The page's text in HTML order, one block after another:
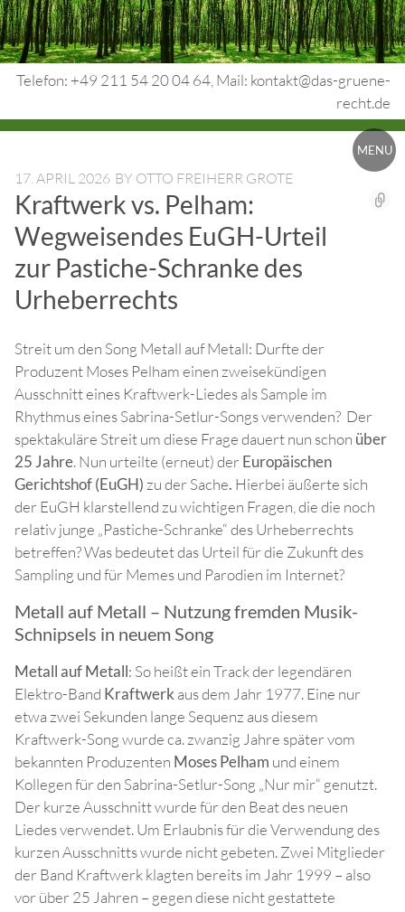
Skip
to
content
Telefon: +49 211 54 20 04 64, Mail: kontakt@das-gruene-
recht.de
Medienrecht.
gewerbl.
Rechtsschutz.
MENU
17. APRIL 2026 BY OTTO FREIHERR GROTE
Kraftwerk vs. Pelham:
Wegweisendes EuGH-Urteil
zur Pastiche-Schranke des
Urheberrechts
Streit um den Song Metall auf Metall: Durfte der
Produzent Moses Pelham einen zweisekündigen
Ausschnitt eines Kraftwerk-Liedes als Sample im
Rhythmus eines Sabrina-Setlur-Songs verwenden? Der
spektakuläre Streit um diese Frage dauert nun schon über
25 Jahre. Nun urteilte (erneut) der Europäischen
Gerichtshof (EuGH) zu der Sache. Hierbei äußerte sich
der EuGH klarstellend zu wichtigen Fragen, die die noch
relativ junge „Pastiche-Schranke“ des Urheberrechts
betreffen? Was bedeutet das Urteil für die Zukunft des
Sampling und für Memes und Parodien im Internet?
Metall auf Metall – Nutzung fremden Musik-
Schnipsels in neuem Song
Metall auf Metall: So heißt ein Track der legendären
Elektro-Band Kraftwerk aus dem Jahr 1977. Eine nur
etwa zwei Sekunden lange Sequenz aus diesem
Kraftwerk-Song wurde ca. zwanzig Jahre später vom
bekannten Produzenten Moses Pelham und einem
Kollegen für den Sabrina-Setlur-Song „Nur mir“ genutzt.
Der kurze Ausschnitt wurde für den Beat des neuen
Liedes verwendet. Um Erlaubnis für die Verwendung des
kurzen Ausschnitts wurde nicht gebeten. Zwei Mitglieder
der Band Kraftwerk klagten bereits im Jahr 1999 – also
vor über 25 Jahren – gegen diese nicht gestattete